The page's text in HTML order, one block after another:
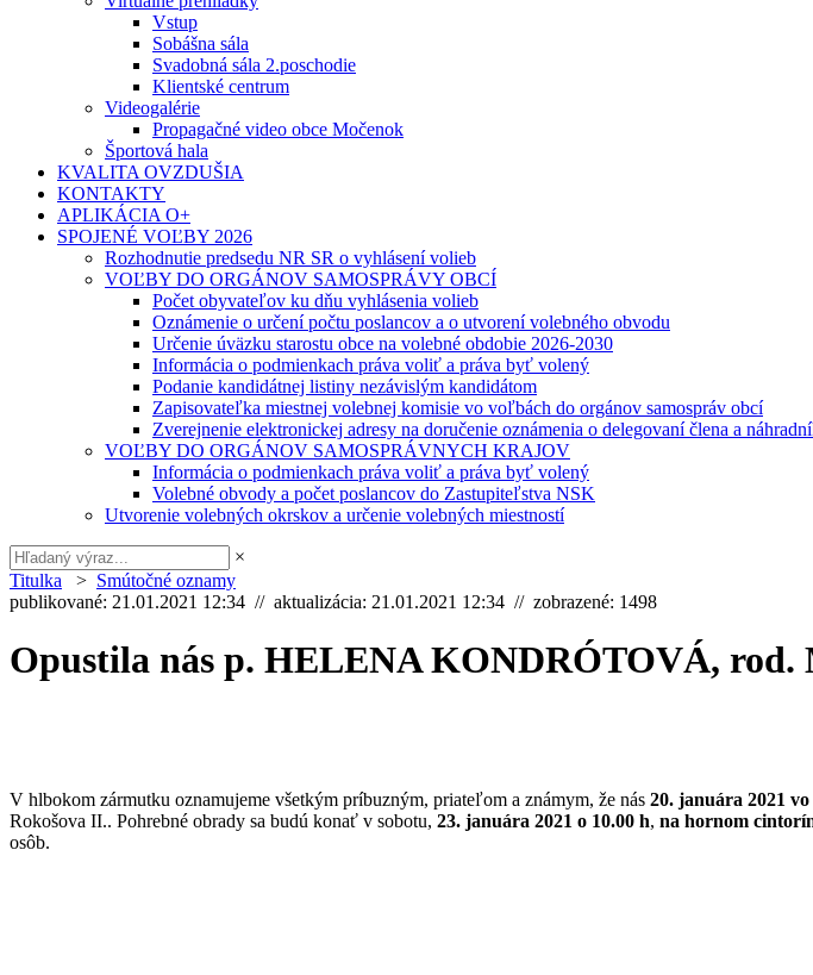
Vstup
Sobášna sála
Svadobná sála 2.poschodie
Klientské centrum
Videogalérie
Propagačné video obce Močenok
Športová hala
KVALITA OVZDUŠIA
KONTAKTY
APLIKÁCIA O+
SPOJENÉ VOĽBY 2026
Rozhodnutie predsedu NR SR o vyhlásení volieb
VOĽBY DO ORGÁNOV SAMOSPRÁVY OBCÍ
Počet obyvateľov ku dňu vyhlásenia volieb
Oznámenie o určení počtu poslancov a o utvorení volebného obvodu
Určenie úväzku starostu obce na volebné obdobie 2026-2030
Informácia o podmienkach práva voliť a práva byť volený
Podanie kandidátnej listiny nezávislým kandidátom
Zapisovateľka miestnej volebnej komisie vo voľbách do orgánov samospráv obcí
Zverejnenie elektronickej adresy na doručenie oznámenia o delegovaní člena a
VOĽBY DO ORGÁNOV SAMOSPRÁVNYCH KRAJOV
Informácia o podmienkach práva voliť a práva byť volený
Volebné obvody a počet poslancov do Zastupiteľstva NSK
Utvorenie volebných okrskov a určenie volebných miestností
×
Titulka > Smútočné oznamy
publikované: 21.01.2021 12:34 // aktualizácia: 21.01.2021 12:34 // zobrazené: 1498
Opustila nás p. HELENA KONDRÓTOVÁ, rod.
V hlbokom zármutku oznamujeme všetkým príbuzným, priateľom a známym, že nás 20. januára 2021
Rokošova II.. Pohrebné obrady sa budú konať v sobotu, 23. januára 2021 o 10.00 h, na hornom
osôb.